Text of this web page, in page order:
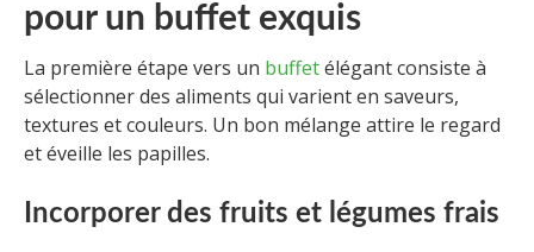
pour un buffet exquis
La première étape vers un buffetélégant consiste à
sélectionner des aliments qui varient en saveurs,
textures et couleurs. Un bon mélange attire le regard
et éveille les papilles.
Incorporer des fruits et légumes frais